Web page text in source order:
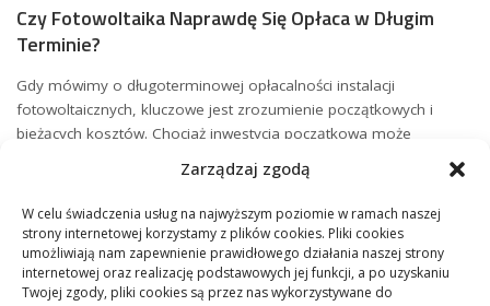
Zarządzaj zgodą
W celu świadczenia usług na najwyższym poziomie w ramach naszej
strony internetowej korzystamy z plików cookies. Pliki cookies
umożliwiają nam zapewnienie prawidłowego działania naszej strony
internetowej oraz realizację podstawowych jej funkcji, a po uzyskaniu
Twojej zgody, pliki cookies są przez nas wykorzystywane do
Czy Fotowoltaika Naprawdę Się Opłaca w ⁣Długim
⁣Terminie?
Gdy mówimy o długoterminowej opłacalności instalacji
fotowoltaicznych, kluczowe jest zrozumienie początkowych i
bieżących kosztów. Chociaż inwestycja⁤ początkowa⁢ może
można‍ znacznie zredukować. ‌Warto ⁤pamiętać, że panele
słoneczne mają stosunkowo niskie koszty eksploatacyjne
Czy zastanawiałeś się kiedyś,⁤ jak często należy ​je ⁤serwisować? W
rzeczywistości typowe konserwacje ‌to czyszczenie paneli i
⁣ewentualna wymiana falownika co kilkanaście​ lat, co nie generuje
znacznych wydatków.